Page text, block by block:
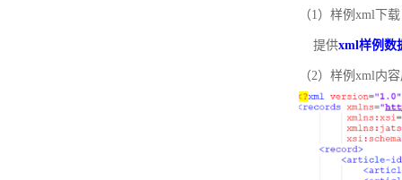
（1）样例xml下载
提供xml样例数
（2）样例xml内